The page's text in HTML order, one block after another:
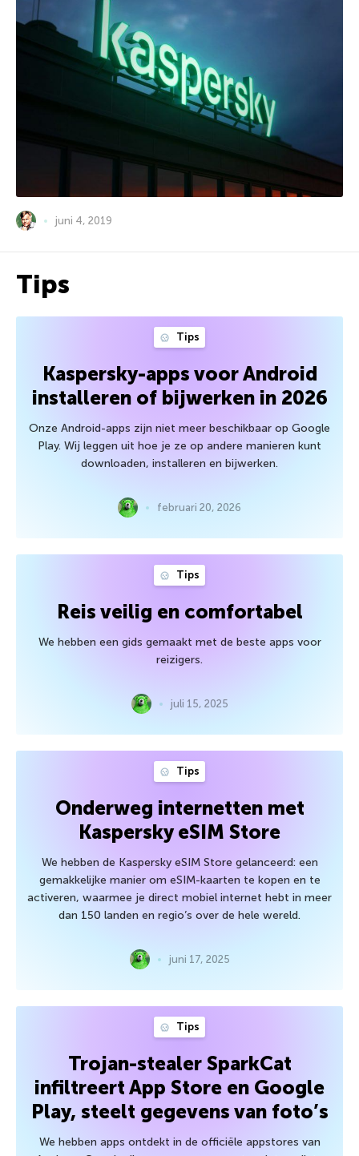
juni 4, 2019
Tips
Tips
Kaspersky-apps voor Android
installeren of bijwerken in 2026
Onze Android-apps zijn niet meer beschikbaar op Google
Play. Wij leggen uit hoe je ze op andere manieren kunt
downloaden, installeren en bijwerken.
februari 20, 2026
Tips
Reis veilig en comfortabel
We hebben een gids gemaakt met de beste apps voor
reizigers.
juli 15, 2025
Tips
Onderweg internetten met
Kaspersky eSIM Store
We hebben de Kaspersky eSIM Store gelanceerd: een
gemakkelijke manier om eSIM-kaarten te kopen en te
activeren, waarmee je direct mobiel internet hebt in meer
dan 150 landen en regio’s over de hele wereld.
juni 17, 2025
Tips
Trojan-stealer SparkCat
infiltreert App Store en Google
Play, steelt gegevens van foto’s
We hebben apps ontdekt in de officiële appstores van